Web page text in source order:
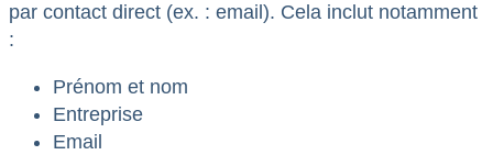
par contact direct (ex. : email). Cela inclut notamment
:
Prénom et nom
Entreprise
Email